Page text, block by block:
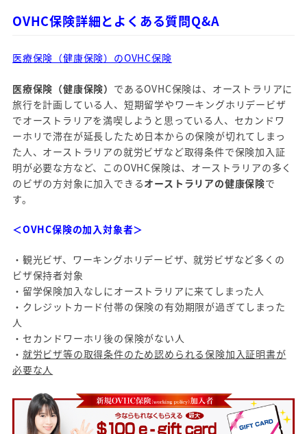
OVHC保険詳細とよくある質問Q&A
医療保険（健康保険）のOVHC保険
医療保険（健康保険） であるOVHC保険は、オーストラリアに
旅行を計画している人、短期留学やワーキングホリデービザ
でオーストラリアを満喫しようと思っている人、セカンドワ
ーホリで滞在が延長したため日本からの保険が切れてしまっ
た人、オーストラリアの就労ビザなど取得条件で保険加入証
明が必要な方など、このOVHC保険は、オーストラリアの多く
のビザの方対象に加入できるオーストラリアの健康保険で
す。
＜OVHC保険の加入対象者＞
・観光ビザ、ワーキングホリデービザ、就労ビザなど多くの
ビザ保持者対象
・留学保険加入なしにオーストラリアに来てしまった人
・クレジットカード付帯の保険の有効期限が過ぎてしまった
人
・セカンドワーホリ後の保険がない人
・ 就労ビザ等の取得条件のため認められる保険加入証明書が
必要な人